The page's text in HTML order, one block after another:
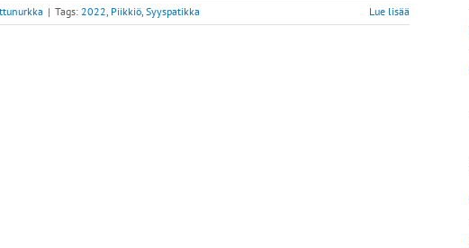
| Tags: 2022, Piikkiö, Syyspatikka Lue lisää